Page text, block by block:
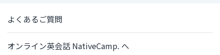
よくあるご質問
オンライン英会話 NativeCamp. へ